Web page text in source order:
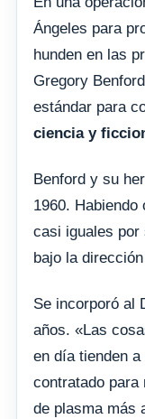
Ángeles para
hunden en las
Gregory
estándar para
ciencia y
Benford y su
1960.
casi iguales por
bajo la
Se incorporó al
años. «Las
en día tienden
contratado
de plasma más